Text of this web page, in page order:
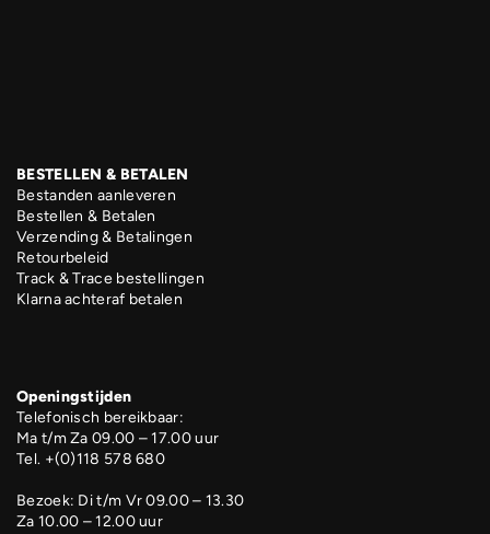
BESTELLEN & BETALEN
Bestanden aanleveren
Bestellen & Betalen
Verzending & Betalingen
Retourbeleid
Track & Trace bestellingen
Klarna achteraf betalen
Openingstijden
Telefonisch bereikbaar:
Ma t/m Za 09.00 – 17.00 uur
Tel. +(0)118 578 680
Bezoek: Di t/m Vr 09.00 – 13.30
Za 10.00 – 12.00 uur